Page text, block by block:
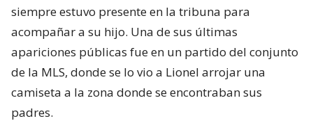
siempre estuvo presente en la tribuna para
acompañar a su hijo. Una de sus últimas
apariciones públicas fue en un partido del conjunto
de la MLS, donde se lo vio a Lionel arrojar una
camiseta a la zona donde se encontraban sus
padres.